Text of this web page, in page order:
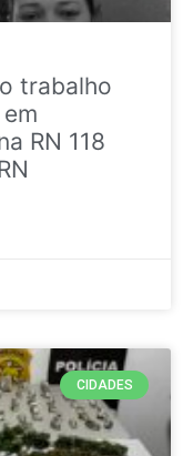
trabalho
RN 118
CIDADES